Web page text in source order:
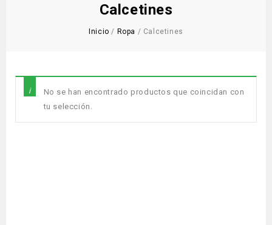
Calcetines
Inicio / Ropa / Calcetines
No se han encontrado productos que coincidan con
tu selección.